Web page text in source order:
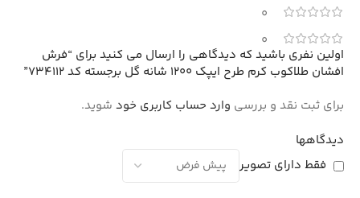
0
0
دیدگاهها
فقط دارای تصویر
اولین نفری باشید که دیدگاهی را ارسال می کنید برای “فرش
افشان طلاکوب کرم طرح ایپک 1200 شانه گل برجسته کد 734112”
برای ثبت نقد و بررسی وارد حساب کاربری خود شوید.